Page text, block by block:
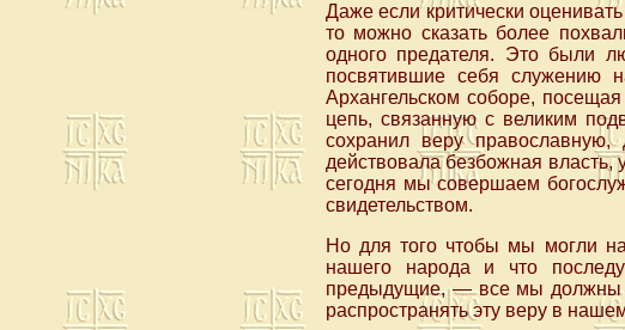
Даже если критически
то можно сказать более
одного предателя. Это были
посвятившие себя служению
Архангельском соборе,
цепь, связанную с великим
сохранил веру
действовала безбожная власть,
сегодня мы совершаем
свидетельством.
Но для того чтобы мы могли
нашего народа и что
предыдущие, — все мы должны
распространять эту веру в